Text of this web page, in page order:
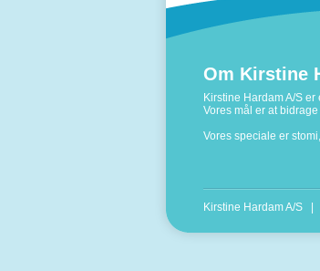
Om Kirstine
Kirstine Hardam A/S
Vores mål er at
Vores speciale er
Kirstine Hardam A/